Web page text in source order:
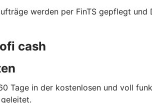
werden per FinTS gepflegt und
cash
Tage in der kostenlosen und voll